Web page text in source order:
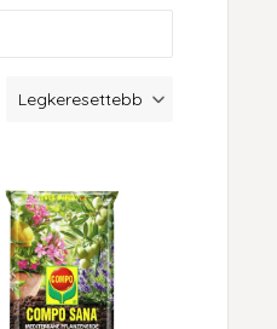
Legkeresettebb